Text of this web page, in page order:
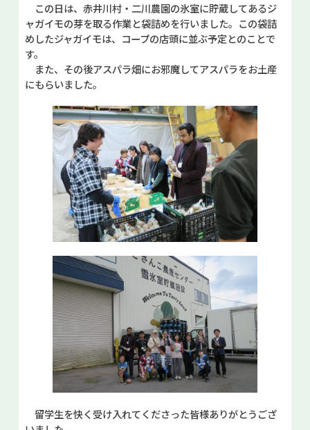
この日は、赤井川村・二川農園の氷室に貯蔵してあるジ
ャガイモの芽を取る作業と袋詰めを行いました。この袋詰
めしたジャガイモは、コープの店頭に並ぶ予定とのことで
す。
また、その後アスパラ畑にお邪魔してアスパラをお土産
にもらいました。
留学生を快く受け入れてくださった皆様ありがとうござ